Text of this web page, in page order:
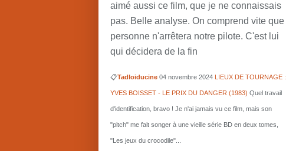
aimé aussi ce film, que je ne connaissais
pas. Belle analyse. On comprend vite que
personne n'arrêtera notre pilote. C'est lui
qui décidera de la fin
📋Tadloiducine 04 novembre 2024 LIEUX DE TOURNAGE :
YVES BOISSET - LE PRIX DU DANGER (1983) Quel travail
d'identification, bravo ! Je n'ai jamais vu ce film, mais son
"pitch" me fait songer à une vieille série BD en deux tomes,
"Les jeux du crocodile"...